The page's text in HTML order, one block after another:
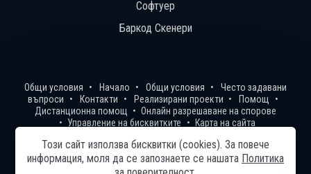
Софтуер
Баркод Скенери
Общи условия Начало Общи условия
Често задавани
въпроси
Контакти Реализирани проекти
Помощ
Дистанционна помощ
Онлайн разрешаване на спорове
Управление на бисквитките
Карта на сайта
Изработка на сайт върху Creativiso® Xpress™ (v1.50.18)* 1 EUR =
Този сайт използва бисквитки (cookies). За повече
информация, моля да се запознаете се нашaтa Политика